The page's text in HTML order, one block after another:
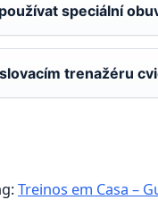
speciální
trenažéru
Treinos em Casa –